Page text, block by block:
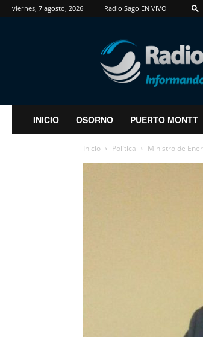
viernes, 7 agosto, 2026 Radio Sago EN VIVO
RadioSago
INICIO OSORNO PUERTO MONTT
Inicio Política Ministro de